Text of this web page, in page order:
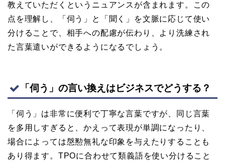
教えていただくというニュアンスが含まれます。この
点を理解し、「伺う」と「聞く」を文脈に応じて使い
分けることで、相手への配慮が伝わり、より洗練され
た言葉遣いができるようになるでしょう。
「伺う」の言い換えはビジネスでどうする？
「伺う」は非常に便利で丁寧な言葉ですが、同じ言葉
を多用しすぎると、かえって表現が単調になったり、
場合によっては慇懃無礼な印象を与えたりすることも
あり得ます。TPOに合わせて類義語を使い分けること